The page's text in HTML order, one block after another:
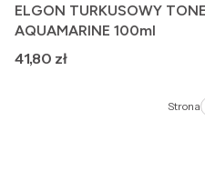
ELGON TURKUSOWY
AQUAMARINE 100ml
Cena
41,80 zł
Strona